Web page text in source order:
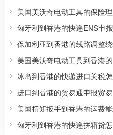
美国美沃奇电动工具的保险
匈牙利到香港的快递ENS申
保加利亚到香港的线路调整
美国美沃奇电动工具到香港
冰岛到香港的快递进口关税
进口到香港的贸易通申报贸
美国扭矩扳手到香港的运费
匈牙利到香港的快递拼箱货